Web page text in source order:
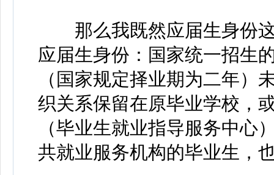
那么我既然应届生身份这
应届生身份：国家统一招生
（国家规定择业期为二年）
织关系保留在原毕业学校，
（毕业生就业指导服务中心
共就业服务机构的毕业生，